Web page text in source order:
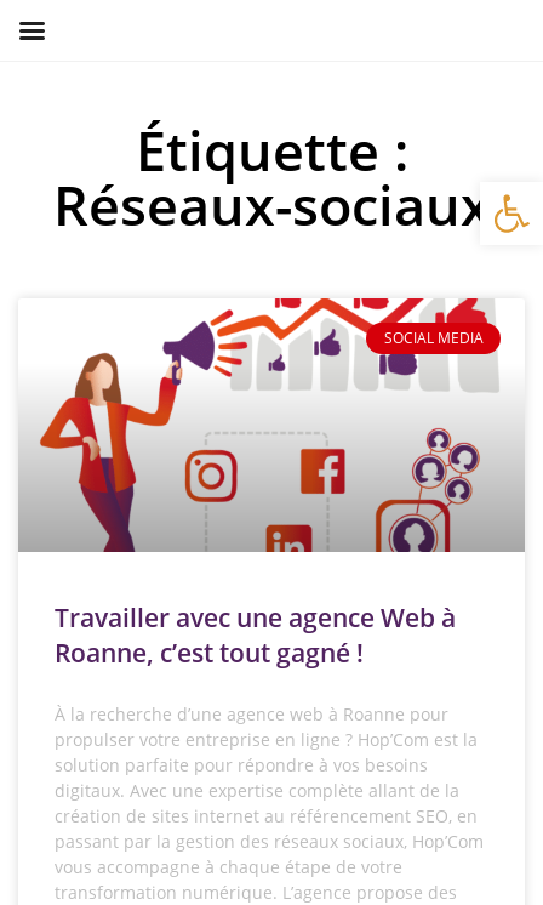
Étiquette :
Réseaux-sociaux
SOCIAL MEDIA
Travailler avec une agence Web à
Roanne, c’est tout gagné !
À la recherche d’une agence web à Roanne pour
propulser votre entreprise en ligne ? Hop’Com est la
solution parfaite pour répondre à vos besoins
digitaux. Avec une expertise complète allant de la
création de sites internet au référencement SEO, en
passant par la gestion des réseaux sociaux, Hop’Com
vous accompagne à chaque étape de votre
transformation numérique. L’agence propose des